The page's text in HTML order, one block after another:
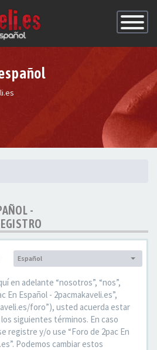
de
-
Idioma:
Español
en adelante “nosotros”, “nos”,
En Español - 2pacmakaveli.es”,
foro”), usted acuerda estar
siguientes términos. En caso
registre y/o use “Foro de 2pac En
Podemos cambiar estos